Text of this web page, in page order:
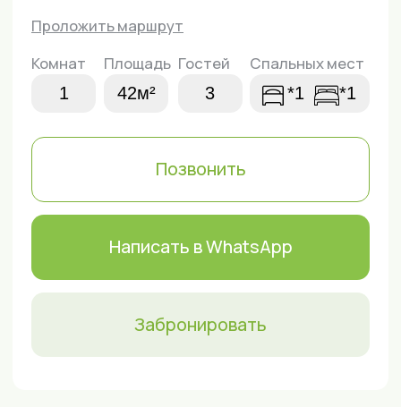
Написать в WhatsApp